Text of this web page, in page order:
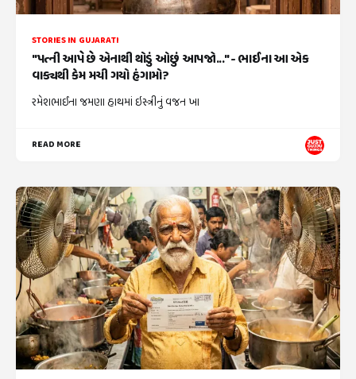
STORIES IN GUJARATI
"પત્ની આપે છે એનાથી થોડું ઓછું આપજો..." - ભાઈના આ એક
વાક્યથી કેમ મચી ગયો હંગામો?
રમેશભાઈના જમણા હાથમાં ઇસ્ત્રીનું વજન ખા
READ MORE